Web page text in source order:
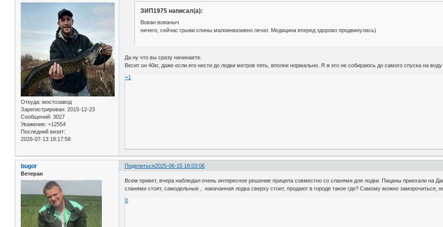
Откуда: мостозавод
Зарегистрирован: 2015-12-23
Сообщений: 3027
Уважение: +12554
Последний визит:
2026-07-13 18:17:58
ЗИП1975 написал(а):
Вован вованыч
ничего, сейчас грыжи спины малоинвазивно лечат. Медицина вперед здорово продвинулась)
Да ну что вы сразу начинаете.
Весит он 40кг, даже если его нести до лодки метров пять, вполне нормально. Я ж его не собираюсь до самого спуска на
+1
Поделиться2025-06-15 18:03:06
bugor
Ветеран
Всем привет, вчера наблюдал очень интересное решение прицепа совместно со сланями для лодки. Пацаны приехали на
сланями стоят, самодельные , накачанная лодка сверху стоит, продают в городе такое где? Самому можно заморочиться,
0